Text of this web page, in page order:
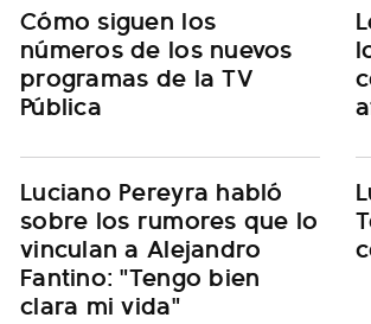
Cómo siguen los
números de los nuevos
programas de la TV
Pública
Luciano Pereyra habló
sobre los rumores que lo
vinculan a Alejandro
Fantino: "Tengo bien
clara mi vida"